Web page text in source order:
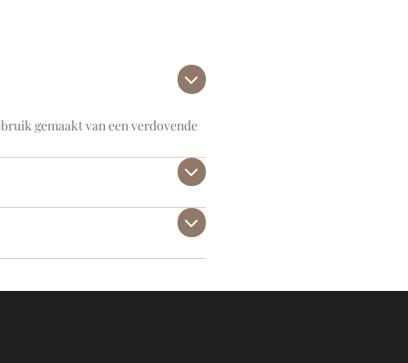
gemaakt van een verdovende